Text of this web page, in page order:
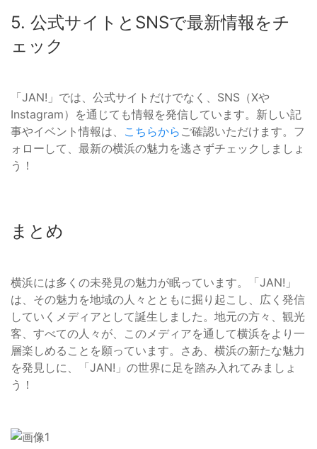
5. 公式サイトとSNSで最新情報をチ
ェック
「JAN!」では、公式サイトだけでなく、SNS（Xや
Instagram）を通じても情報を発信しています。新しい記
事やイベント情報は、 こちらから ご確認いただけます。フ
ォローして、最新の横浜の魅力を逃さずチェックしましょ
う！
まとめ
横浜には多くの未発見の魅力が眠っています。「JAN!」
は、その魅力を地域の人々とともに掘り起こし、広く発信
していくメディアとして誕生しました。地元の方々、観光
客、すべての人々が、このメディアを通して横浜をより一
層楽しめることを願っています。さあ、横浜の新たな魅力
を発見しに、「JAN!」の世界に足を踏み入れてみましょ
う！